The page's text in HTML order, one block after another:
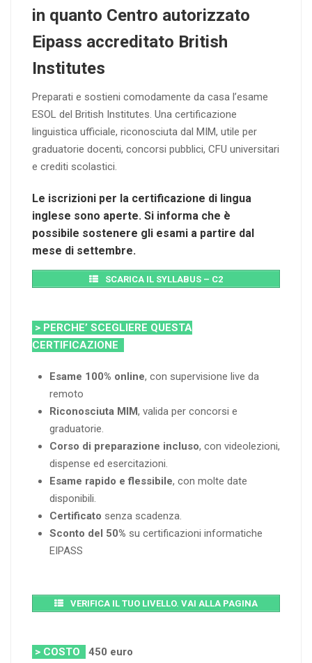
in quanto Centro autorizzato
Eipass accreditato British
Institutes
Preparati e sostieni comodamente da casa l’esame
ESOL del British Institutes. Una certificazione
linguistica ufficiale, riconosciuta dal MIM, utile per
graduatorie docenti, concorsi pubblici, CFU universitari
e crediti scolastici.
Le iscrizioni per la certificazione di lingua
inglese sono aperte. Si informa che è
possibile sostenere gli esami a partire dal
mese di settembre.
SCARICA IL SYLLABUS – C2
> PERCHE’ SCEGLIERE QUESTA
CERTIFICAZIONE
Esame 100% online, con supervisione live da
remoto
Riconosciuta MIM, valida per concorsi e
graduatorie.
Corso di preparazione incluso, con videolezioni,
dispense ed esercitazioni.
Esame rapido e flessibile, con molte date
disponibili.
Certificato senza scadenza.
Sconto del 50% su certificazioni informatiche
EIPASS
VERIFICA IL TUO LIVELLO. VAI ALLA PAGINA
> COSTO 450 euro